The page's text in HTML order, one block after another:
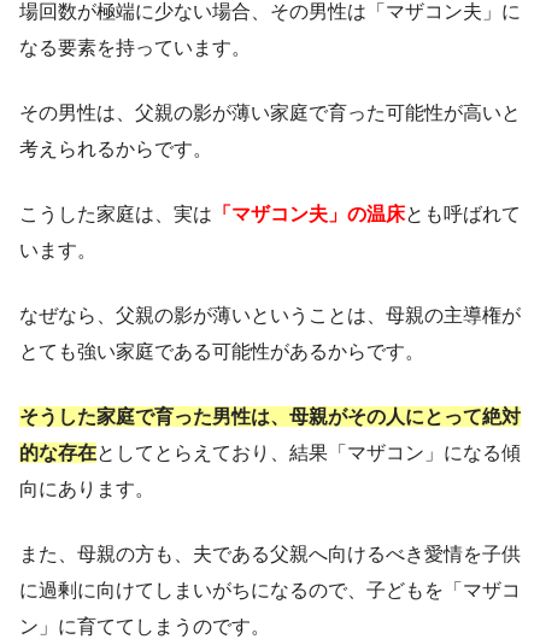
場回数が極端に少ない場合、その男性は「マザコン夫」に
なる要素を持っています。
その男性は、父親の影が薄い家庭で育った可能性が高いと
考えられるからです。
こうした家庭は、実は 「マザコン夫」の温床とも呼ばれて
います。
なぜなら、父親の影が薄いということは、母親の主導権が
とても強い家庭である可能性があるからです。
そうした家庭で育った男性は、母親がその人にとって絶対
的な存在としてとらえており、結果「マザコン」になる傾
向にあります。
また、母親の方も、夫である父親へ向けるべき愛情を子供
に過剰に向けてしまいがちになるので、子どもを「マザコ
ン」に育ててしまうのです。